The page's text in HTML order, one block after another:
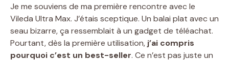
Je me souviens de ma première rencontre avec le
Vileda Ultra Max. J’étais sceptique. Un balai plat avec un
seau bizarre, ça ressemblait à un gadget de téléachat.
Pourtant, dès la première utilisation, j’ai compris
pourquoi c’est un best-seller. Ce n’est pas juste un